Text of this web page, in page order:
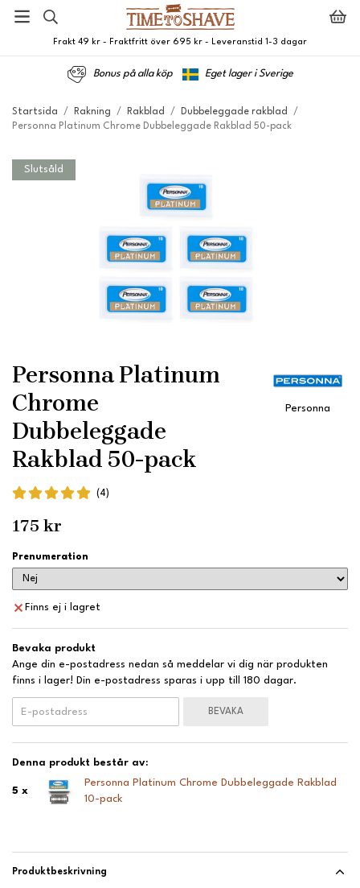
Frakt 49 kr - Fraktfritt över 695 kr - Leveranstid 1-3 dagar
Bonus på alla köp Eget lager i Sverige
Startsida / Rakning / Rakblad / Dubbeleggade rakblad
/
Personna Platinum Chrome Dubbeleggade Rakblad 50-pack
Slutsåld
Personna Platinum
Chrome
Dubbeleggade
Rakblad 50-pack
Personna
(4)
175 kr
Prenumeration
Finns ej i lagret
Bevaka produkt
Ange din e-postadress nedan så meddelar vi dig när produkten
finns i lager! Din e-postadress sparas i upp till 180 dagar.
BEVAKA
Denna produkt består av:
5 x
Personna Platinum Chrome Dubbeleggade Rakblad
10-pack
Produktbeskrivning